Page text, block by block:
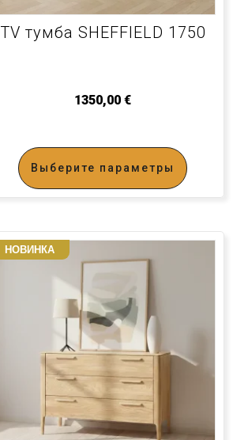
TV тумба SHEFFIELD 1750
1350,00€
Выберите параметры
НОВИНКА